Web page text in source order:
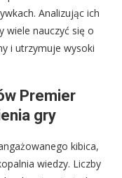
Analizując ich
wiele nauczyć się o
i utrzymuje wysoki
Premier
gry
kibica,
wiedzy. Liczby